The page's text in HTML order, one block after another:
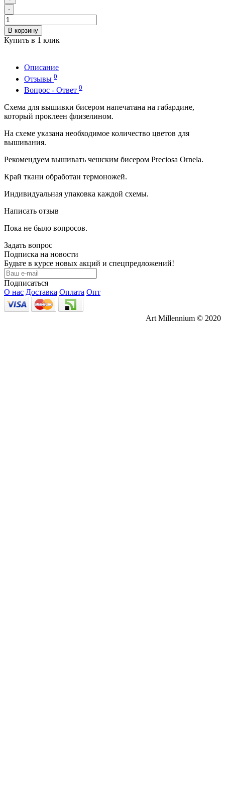
-
В корзину
Купить в 1 клик
Описание
Отзывы 0
Вопрос - Ответ 0
Схема для вышивки бисером напечатана на габардине,
который проклеен флизелином.
На схеме указана необходимое количество цветов для
вышивания.
Рекомендуем вышивать чешским бисером Preciosa Ornela.
Край ткани обработан термоножей.
Индивидуальная упаковка каждой схемы.
Написать отзыв
Пока не было вопросов.
Задать вопрос
Подписка на новости
Будьте в курсе новых акций и спецпредложений!
Подписаться
О нас Доставка Оплата Опт
Art Millennium © 2020